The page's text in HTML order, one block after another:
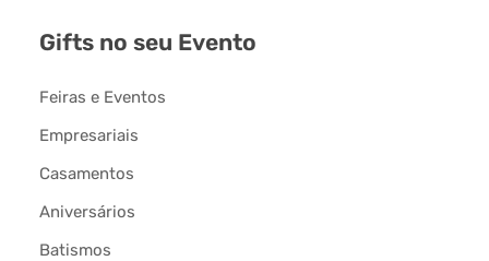
Gifts no seu Evento
Feiras e Eventos
Empresariais
Casamentos
Aniversários
Batismos